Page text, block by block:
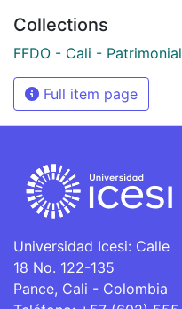
Collections
FFDO - Cali - Patrimonial
Full item page
Universidad Icesi: Calle
18 No. 122-135
Pance, Cali - Colombia